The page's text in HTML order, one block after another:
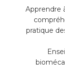
Apprendre
pratique